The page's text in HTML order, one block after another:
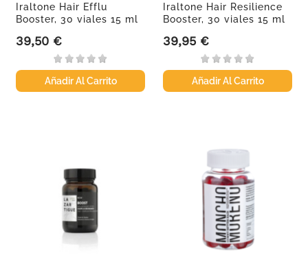
Iraltone Hair Efflu
Booster, 30 viales 15 ml
Precio
39,50 €
Añadir Al Carrito
Iraltone Hair Resilience
Booster, 30 viales 15 ml
Precio
39,95 €
Añadir Al Carrito